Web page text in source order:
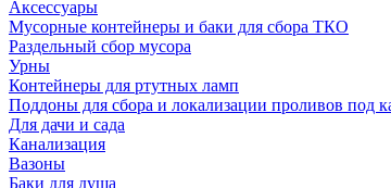
Аксессуары
Мусорные контейнеры и баки для сбора ТКО
Раздельный сбор мусора
Урны
Контейнеры для ртутных ламп
Поддоны для сбора и локализации проливов под
Для дачи и сада
Канализация
Вазоны
Баки для душа